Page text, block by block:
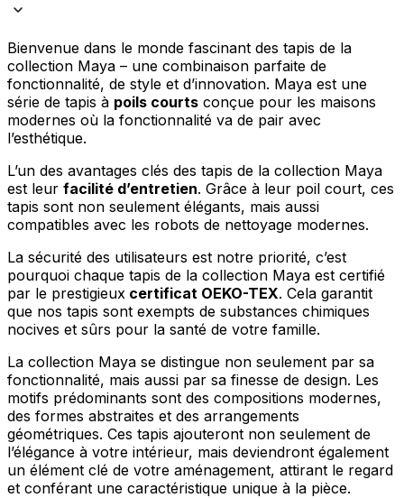
Bienvenue dans le monde fascinant des tapis de la
collection Maya – une combinaison parfaite de
fonctionnalité, de style et d’innovation. Maya est une
série de tapis à poils courts conçue pour les maisons
modernes où la fonctionnalité va de pair avec
l’esthétique.
L’un des avantages clés des tapis de la collection Maya
est leur facilité d’entretien. Grâce à leur poil court, ces
tapis sont non seulement élégants, mais aussi
compatibles avec les robots de nettoyage modernes.
La sécurité des utilisateurs est notre priorité, c’est
pourquoi chaque tapis de la collection Maya est certifié
par le prestigieux certificat OEKO-TEX. Cela garantit
que nos tapis sont exempts de substances chimiques
nocives et sûrs pour la santé de votre famille.
La collection Maya se distingue non seulement par sa
fonctionnalité, mais aussi par sa finesse de design. Les
motifs prédominants sont des compositions modernes,
des formes abstraites et des arrangements
géométriques. Ces tapis ajouteront non seulement de
l’élégance à votre intérieur, mais deviendront également
un élément clé de votre aménagement, attirant le regard
et conférant une caractéristique unique à la pièce.